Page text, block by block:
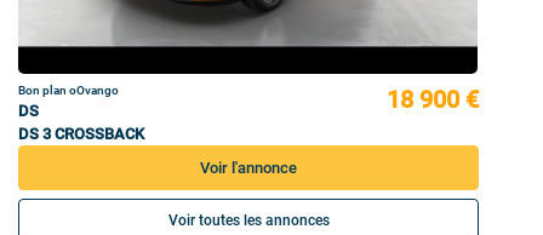
Bon plan oOvango
DS
DS 3 CROSSBACK
18 900 €
Voir l'annonce
Voir toutes les annonces